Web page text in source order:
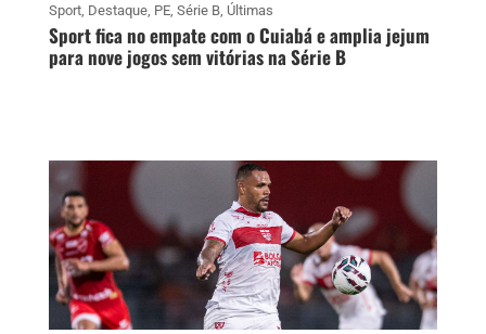
Sport, Destaque, PE, Série B, Últimas
Sport fica no empate com o Cuiabá e amplia jejum
para nove jogos sem vitórias na Série B